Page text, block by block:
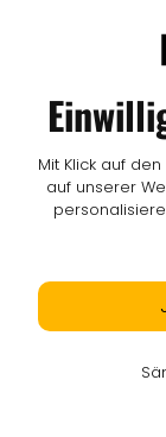
Mit Klick auf
auf unserer